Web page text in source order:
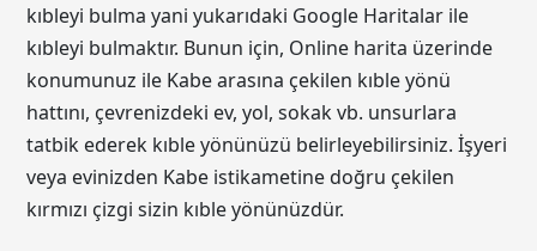
kıbleyi bulma yani yukarıdaki Google Haritalar ile
kıbleyi bulmaktır. Bunun için, Online harita üzerinde
konumunuz ile Kabe arasına çekilen kıble yönü
hattını, çevrenizdeki ev, yol, sokak vb. unsurlara
tatbik ederek kıble yönünüzü belirleyebilirsiniz. İşyeri
veya evinizden Kabe istikametine doğru çekilen
kırmızı çizgi sizin kıble yönünüzdür.